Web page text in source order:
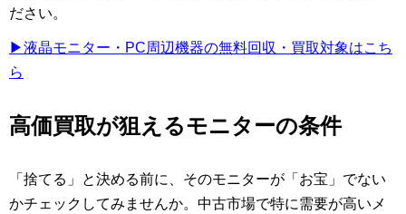
ださい。
▶液晶モニター・PC周辺機器の無料回収・買取対象はこち
ら
高価買取が狙えるモニターの条件
「捨てる」と決める前に、そのモニターが「お宝」でない
かチェックしてみませんか。中古市場で特に需要が高いメ